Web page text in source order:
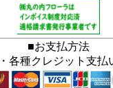
■お支払方法
・各種クレジット支払